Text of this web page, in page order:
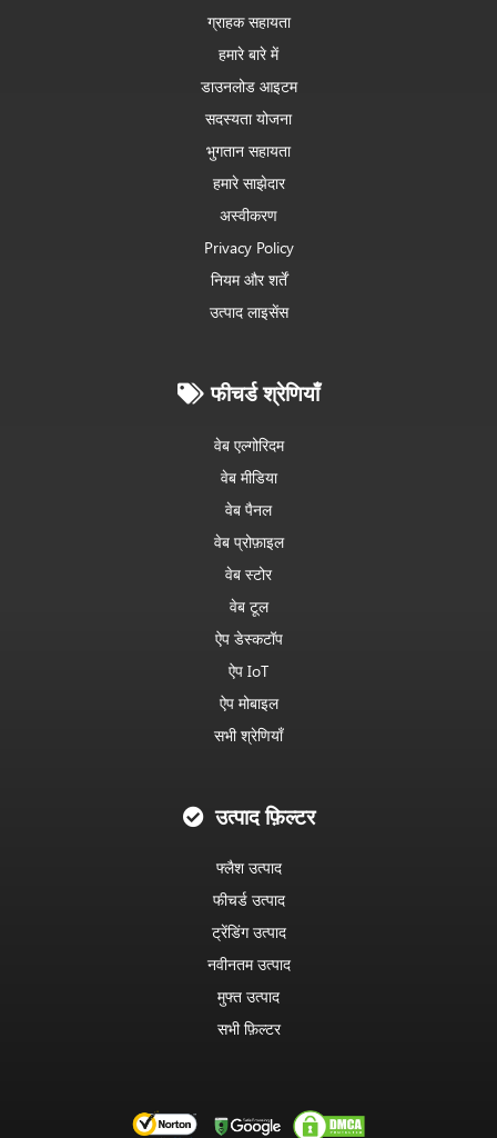
ग्राहक सहायता
हमारे बारे में
डाउनलोड आइटम
सदस्यता योजना
भुगतान सहायता
हमारे साझेदार
अस्वीकरण
Privacy Policy
नियम और शर्तें
उत्पाद लाइसेंस
फीचर्ड श्रेणियाँ
वेब एल्गोरिदम
वेब मीडिया
वेब पैनल
वेब प्रोफ़ाइल
वेब स्टोर
वेब टूल
ऐप डेस्कटॉप
ऐप IoT
ऐप मोबाइल
सभी श्रेणियाँ
उत्पाद फ़िल्टर
फ्लैश उत्पाद
फीचर्ड उत्पाद
ट्रेंडिंग उत्पाद
नवीनतम उत्पाद
मुफ्त उत्पाद
सभी फ़िल्टर